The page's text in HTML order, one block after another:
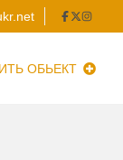
ОБЬЕКТ